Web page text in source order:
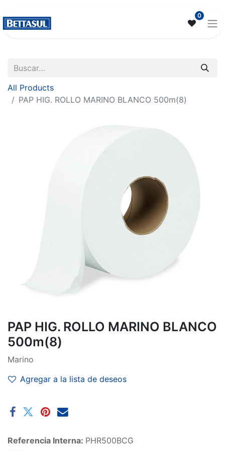
0
All Products
PAP HIG. ROLLO MARINO BLANCO 500m(8)
PAP HIG. ROLLO MARINO BLANCO
500m(8)
Marino
Agregar a la lista de deseos
Referencia Interna: PHR500BCG